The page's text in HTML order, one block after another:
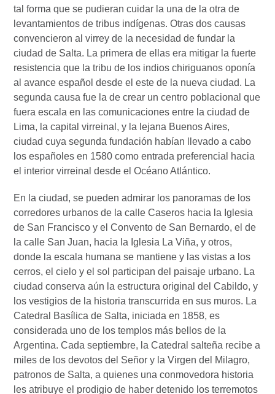
tal forma que se pudieran cuidar la una de la otra de
levantamientos de tribus indígenas. Otras dos causas
convencieron al virrey de la necesidad de fundar la
ciudad de Salta. La primera de ellas era mitigar la fuerte
resistencia que la tribu de los indios chiriguanos oponía
al avance español desde el este de la nueva ciudad. La
segunda causa fue la de crear un centro poblacional que
fuera escala en las comunicaciones entre la ciudad de
Lima, la capital virreinal, y la lejana Buenos Aires,
ciudad cuya segunda fundación habían llevado a cabo
los españoles en 1580 como entrada preferencial hacia
el interior virreinal desde el Océano Atlántico.
En la ciudad, se pueden admirar los panoramas de los
corredores urbanos de la calle Caseros hacia la Iglesia
de San Francisco y el Convento de San Bernardo, el de
la calle San Juan, hacia la Iglesia La Viña, y otros,
donde la escala humana se mantiene y las vistas a los
cerros, el cielo y el sol participan del paisaje urbano. La
ciudad conserva aún la estructura original del Cabildo, y
los vestigios de la historia transcurrida en sus muros. La
Catedral Basílica de Salta, iniciada en 1858, es
considerada uno de los templos más bellos de la
Argentina. Cada septiembre, la Catedral salteña recibe a
miles de los devotos del Señor y la Virgen del Milagro,
patronos de Salta, a quienes una conmovedora historia
les atribuye el prodigio de haber detenido los terremotos